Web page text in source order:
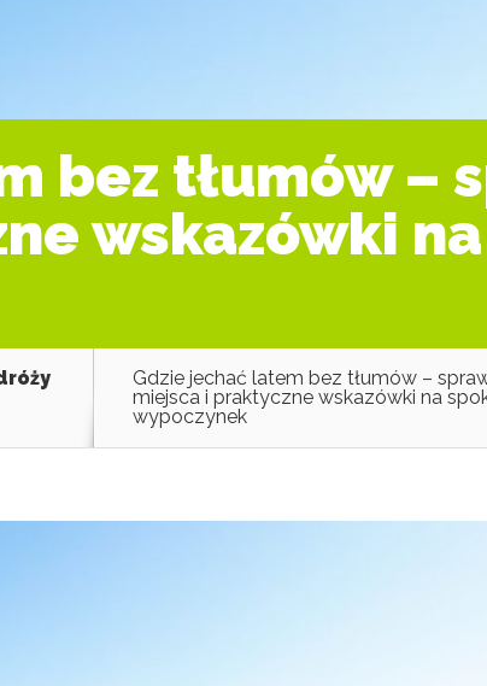
bez tłumów –
wskazówki
Gdzie jechać latem bez tłumów –
miejsca i praktyczne wskazówki na
wypoczynek